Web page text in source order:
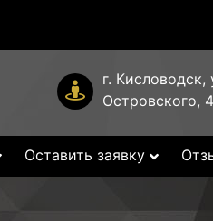
г. Кисловодск,
Островского,
Оставить заявку